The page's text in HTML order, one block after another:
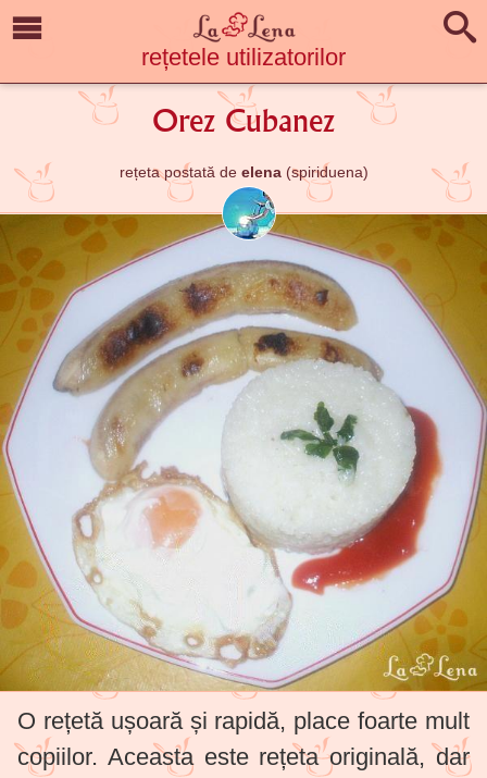
rețetele utilizatorilor
Orez Cubanez
rețeta postată de elena (spiriduena)
O rețetă ușoară și rapidă, place foarte mult
copiilor. Aceasta este rețeta originală, dar